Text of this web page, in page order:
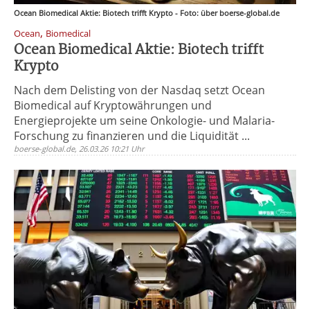
Ocean Biomedical Aktie: Biotech trifft Krypto - Foto: über boerse-global.de
Ocean, Biomedical
Ocean Biomedical Aktie: Biotech trifft
Krypto
Nach dem Delisting von der Nasdaq setzt Ocean
Biomedical auf Kryptowährungen und
Energieprojekte um seine Onkologie- und Malaria-
Forschung zu finanzieren und die Liquidität ...
boerse-global.de, 26.03.26 10:21 Uhr